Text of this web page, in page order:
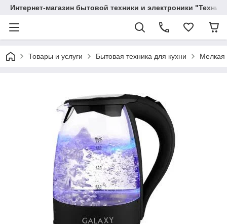
Интернет-магазин бытовой техники и электроники
Товары и услуги Бытовая техника для кухни Мелкая